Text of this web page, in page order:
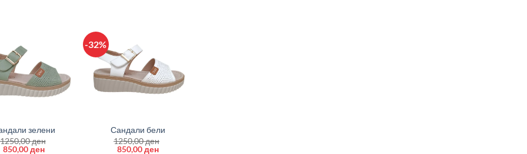
зелени
1250,00ден
Original
850,00денCurrent
-32%
Сандали бели
1250,00ден
Original
850,00денCurrent